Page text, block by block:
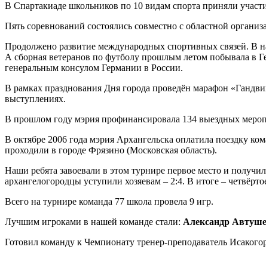
В Спартакиаде школьников по 10 видам спорта приняли
Пять соревнований состоялись совместно с областной
Продолжено развитие международных спортивных связей. В
А сборная ветеранов по футболу прошлым летом побывала в
генеральным консулом Германии в России.
В рамках празднования Дня города проведён марафон
выступлениях.
В прошлом году мэрия профинансировала 134 выездных
В октябре 2006 года мэрия Архангельска оплатила поездку
проходили в городе Фрязино (Московская область).
Наши ребята завоевали в этом турнире первое место и
архангелогородцы уступили хозяевам – 2:4. В итоге –
Всего на турнире команда 77 школа провела 9 игр.
Лучшим игроками в нашей команде стали: Александр
Готовил команду к Чемпионату тренер-преподаватель